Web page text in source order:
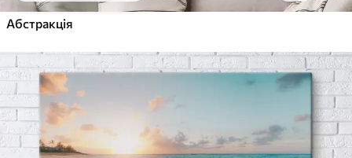
Абстракція